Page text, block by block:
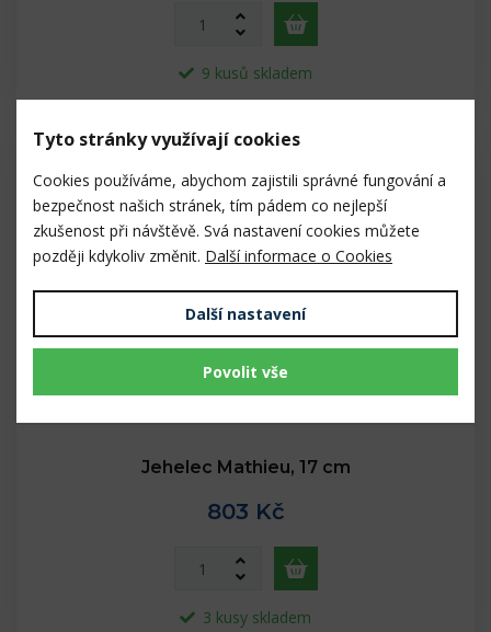
9 kusů skladem
Jehelec Mathieu, 17 cm
803 Kč
3 kusy skladem
Tyto stránky využívají cookies
Cookies používáme, abychom zajistili správné fungování a
bezpečnost našich stránek, tím pádem co nejlepší
zkušenost při návštěvě. Svá nastavení cookies můžete
později kdykoliv změnit. Další informace o Cookies
Další nastavení
Povolit vše